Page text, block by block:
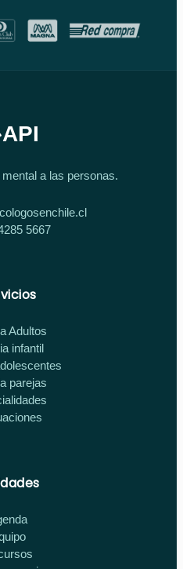
API
a las personas.
5667
Adultos
infantil
parejas